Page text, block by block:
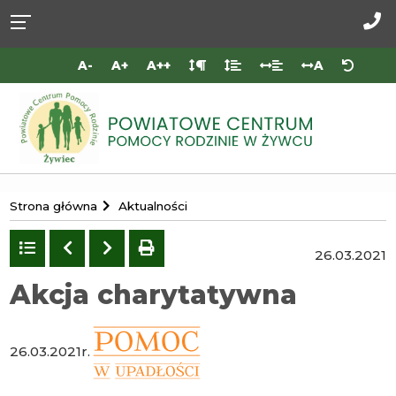
dostępności
głównej
treści
menu
stopki
nas
A- A+ A++ A
Portal
Powiatowego
Centrum
Pomocy
Rodzinie
Żywcu
Strona główna Aktualności
Powrót
do
listy
Poprzedni
Następny
drukuj 26.03.2021
Akcja charytatywna
26.03.2021r.